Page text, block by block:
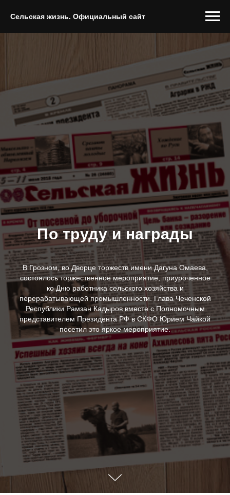
Сельская жизнь. Официальный сайт
По труду и награды
В Грозном, во Дворце торжеств имени Дагуна Омаева,
состоялось торжественное мероприятие, приуроченное
ко Дню работника сельского хозяйства и
перерабатывающей промышленности. Глава Чеченской
Республики Рамзан Кадыров вместе с Полномочным
представителем Президента РФ в СКФО Юрием Чайкой
посетил это яркое мероприятие.